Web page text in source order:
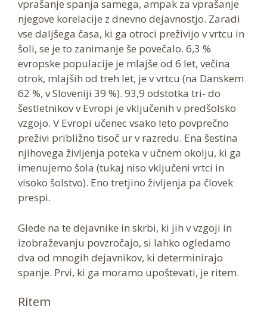
vprašanje spanja samega, ampak za vprašanje
njegove korelacije z dnevno dejavnostjo. Zaradi
vse daljšega časa, ki ga otroci preživijo v vrtcu in
šoli, se je to zanimanje še povečalo. 6,3 %
evropske populacije je mlajše od 6 let, večina
otrok, mlajših od treh let, je v vrtcu (na Danskem
62 %, v Sloveniji 39 %). 93,9 odstotka tri- do
šestletnikov v Evropi je vključenih v predšolsko
vzgojo. V Evropi učenec vsako leto povprečno
preživi približno tisoč ur v razredu. Ena šestina
njihovega življenja poteka v učnem okolju, ki ga
imenujemo šola (tukaj niso vključeni vrtci in
visoko šolstvo). Eno tretjino življenja pa človek
prespi.
Glede na te dejavnike in skrbi, ki jih v vzgoji in
izobraževanju povzročajo, si lahko ogledamo
dva od mnogih dejavnikov, ki determinirajo
spanje. Prvi, ki ga moramo upoštevati, je ritem.
Ritem